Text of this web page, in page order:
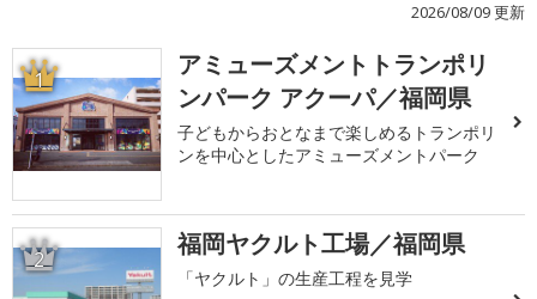
2026/08/09 更新
1
アミューズメントトランポリ
ンパーク アクーパ／福岡県
子どもからおとなまで楽しめるトランポリ
ンを中心としたアミューズメントパーク
2 福岡ヤクルト工場／福岡県
「ヤクルト」の生産工程を見学